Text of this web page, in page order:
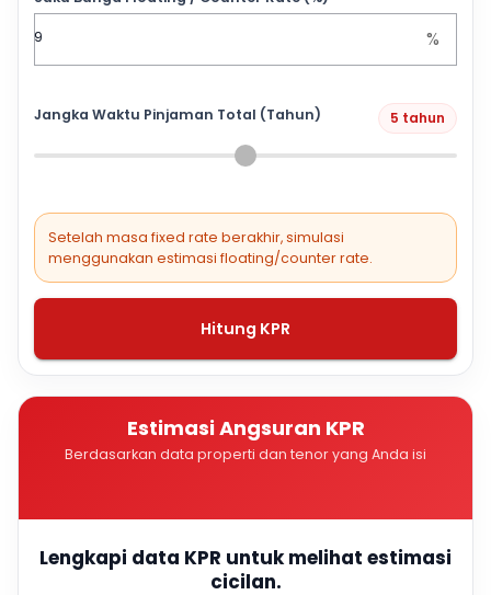
%
Jangka Waktu Pinjaman Total (Tahun) 5 tahun
Setelah masa fixed rate berakhir, simulasi
menggunakan estimasi floating/counter rate.
Hitung KPR
Estimasi Angsuran KPR
Berdasarkan data properti dan tenor yang Anda isi
Lengkapi data KPR untuk melihat estimasi
cicilan.